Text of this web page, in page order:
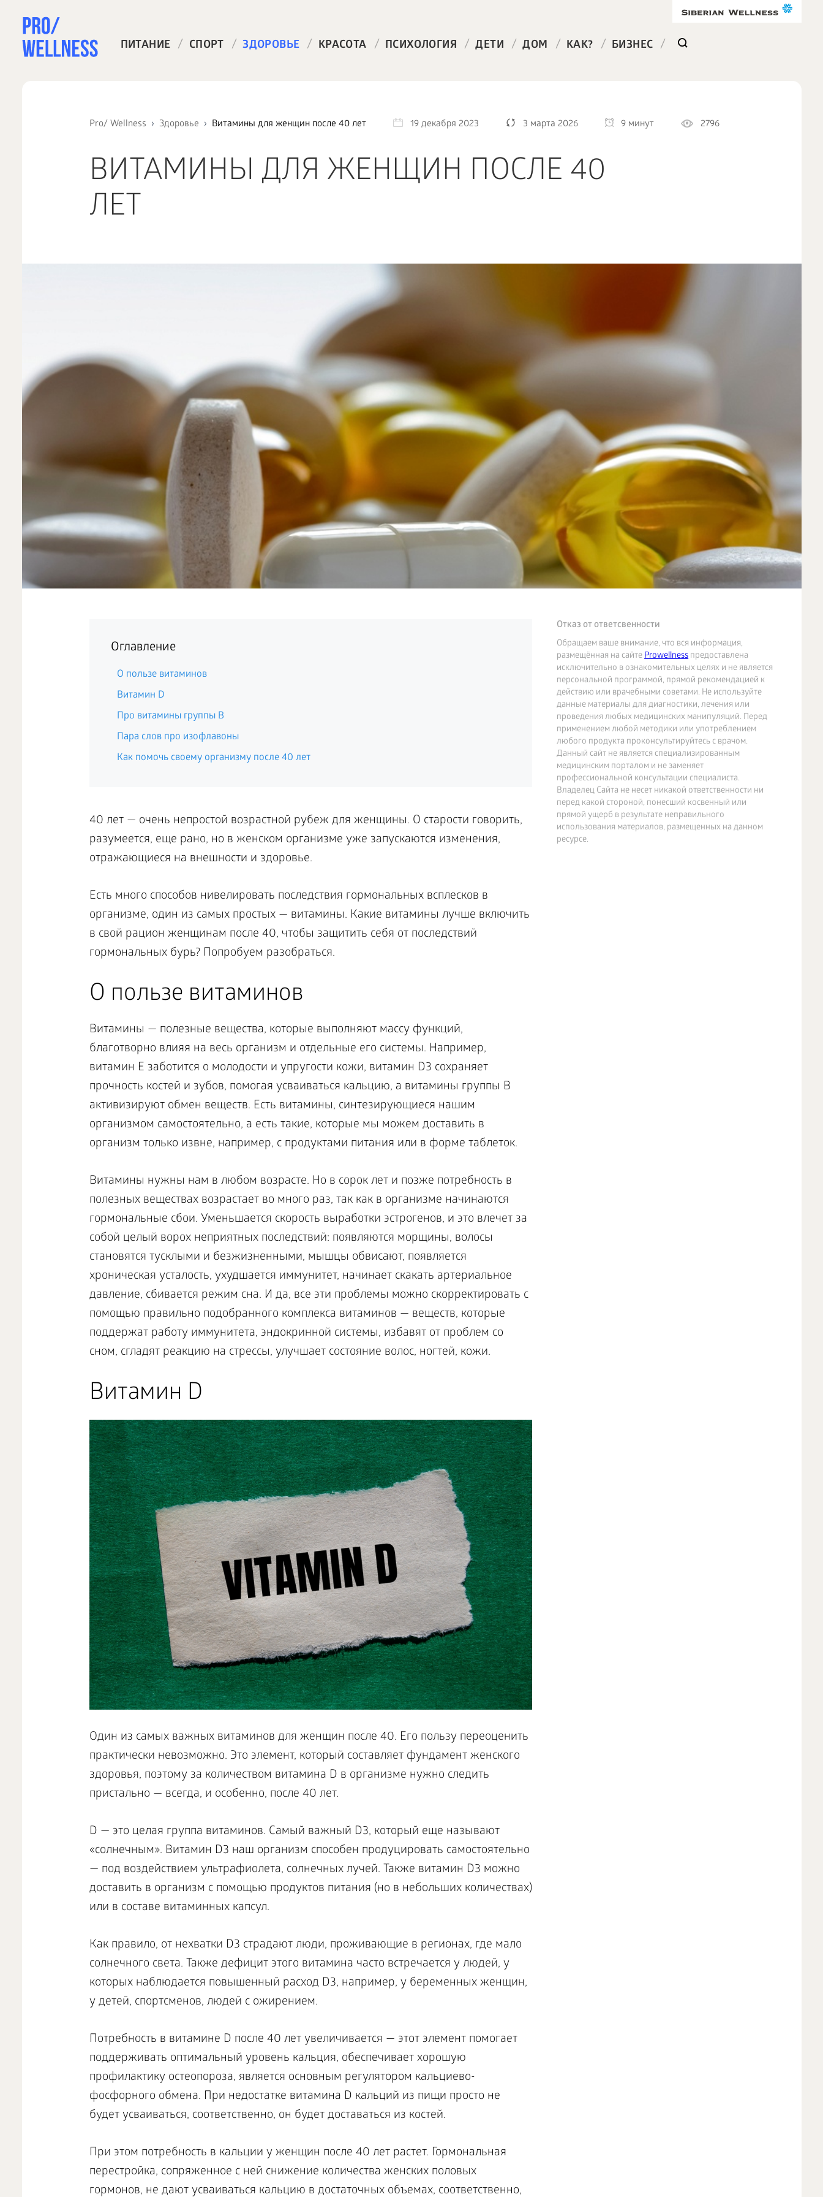
ПИТАНИЕ / СПОРТ / ЗДОРОВЬЕ / КРАСОТА / ПСИХОЛОГИЯ / ДЕТИ / ДОМ / КАК? / БИЗНЕС /
Pro/ Wellness Здоровье Витамины для женщин после 40 лет 19 декабря 2023 3 марта 2026 9 минут 2796
ВИТАМИНЫ ДЛЯ ЖЕНЩИН ПОСЛЕ 40
ЛЕТ
Отказ от ответсвенности
Обращаем ваше внимание, что вся информация,
размещённая на сайтеProwellnessпредоставлена
исключительно в ознакомительных целях и не является
персональной программой, прямой рекомендацией к
действию или врачебными советами. Не используйте
данные материалы для диагностики, лечения или
проведения любых медицинских манипуляций. Перед
применением любой методики или употреблением
любого продукта проконсультируйтесь с врачом.
Данный сайт не является специализированным
медицинским порталом и не заменяет
профессиональной консультации специалиста.
Владелец Сайта не несет никакой ответственности ни
перед какой стороной, понесший косвенный или
прямой ущерб в результате неправильного
использования материалов, размещенных на данном
ресурсе.
Оглавление
О пользе витаминов
Витамин D
Про витамины группы B
Пара слов про изофлавоны
Как помочь своему организму после 40 лет
40 лет — очень непростой возрастной рубеж для женщины. О старости говорить,
разумеется, еще рано, но в женском организме уже запускаются изменения,
отражающиеся на внешности и здоровье.
Есть много способов нивелировать последствия гормональных всплесков в
организме, один из самых простых — витамины. Какие витамины лучше включить
в свой рацион женщинам после 40, чтобы защитить себя от последствий
гормональных бурь? Попробуем разобраться.
О пользе витаминов
Витамины — полезные вещества, которые выполняют массу функций,
благотворно влияя на весь организм и отдельные его системы. Например,
витамин E заботится о молодости и упругости кожи, витамин D3 сохраняет
прочность костей и зубов, помогая усваиваться кальцию, а витамины группы B
активизируют обмен веществ. Есть витамины, синтезирующиеся нашим
организмом самостоятельно, а есть такие, которые мы можем доставить в
организм только извне, например, с продуктами питания или в форме таблеток.
Витамины нужны нам в любом возрасте. Но в сорок лет и позже потребность в
полезных веществах возрастает во много раз, так как в организме начинаются
гормональные сбои. Уменьшается скорость выработки эстрогенов, и это влечет за
собой целый ворох неприятных последствий: появляются морщины, волосы
становятся тусклыми и безжизненными, мышцы обвисают, появляется
хроническая усталость, ухудшается иммунитет, начинает скакать артериальное
давление, сбивается режим сна. И да, все эти проблемы можно скорректировать с
помощью правильно подобранного комплекса витаминов — веществ, которые
поддержат работу иммунитета, эндокринной системы, избавят от проблем со
сном, сгладят реакцию на стрессы, улучшает состояние волос, ногтей, кожи.
Витамин D
Один из самых важных витаминов для женщин после 40. Его пользу переоценить
практически невозможно. Это элемент, который составляет фундамент женского
здоровья, поэтому за количеством витамина D в организме нужно следить
пристально — всегда, и особенно, после 40 лет.
D — это целая группа витаминов. Самый важный D3, который еще называют
«солнечным». Витамин D3 наш организм способен продуцировать самостоятельно
— под воздействием ультрафиолета, солнечных лучей. Также витамин D3 можно
доставить в организм с помощью продуктов питания (но в небольших количествах)
или в составе витаминных капсул.
Как правило, от нехватки D3 страдают люди, проживающие в регионах, где мало
солнечного света. Также дефицит этого витамина часто встречается у людей, у
которых наблюдается повышенный расход D3, например, у беременных женщин,
у детей, спортсменов, людей с ожирением.
Потребность в витамине D после 40 лет увеличивается — этот элемент помогает
поддерживать оптимальный уровень кальция, обеспечивает хорошую
профилактику остеопороза, является основным регулятором кальциево-
фосфорного обмена. При недостатке витамина D кальций из пищи просто не
будет усваиваться, соответственно, он будет доставаться из костей.
При этом потребность в кальции у женщин после 40 лет растет. Гормональная
перестройка, сопряженное с ней снижение количества женских половых
гормонов, не дают усваиваться кальцию в достаточных объемах, соответственно,